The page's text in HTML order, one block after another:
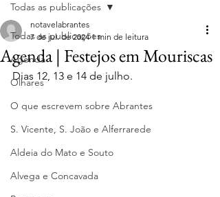
Todas as publicações
Agenda
Olhares
O que escrevem sobre Abrantes
S. Vicente, S. João e Alferrarede
Aldeia do Mato e Souto
Alvega e Concavada
Todas as publicações
Agenda | Festejos em Mouriscas
notavelabrantes
7 de jul. de 2024 1 min de leitura
Dias 12, 13 e 14 de julho.